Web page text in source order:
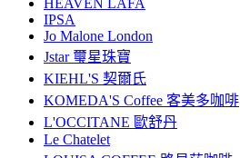
HEAVEN LAFA
IPSA
Jo Malone London
Jstar 璽星珠寶
KIEHL'S 契爾氏
KOMEDA'S Coffee 客美多咖啡
L'OCCITANE 歐舒丹
Le Chatelet